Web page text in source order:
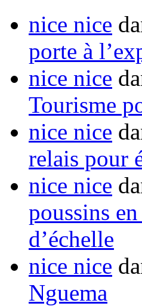
nice nice
porte à
nice nice
Tourisme
nice nice
relais pour
nice nice
poussins
d’échelle
nice nice
Nguema